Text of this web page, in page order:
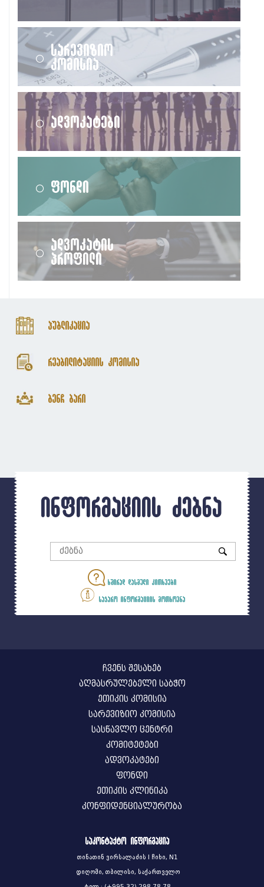
სარევიზიო
კომისია
ადვოკატები
ფონდი
ადვოკატის
პროფილი
პუბლიკაცია
რეაბილიტაციის კომისია
ბენჩ ბარი
ინფორმაციის ძებნა
ხშირად დასმული კითხვები
საჯარო ინფორმაციის მოთხოვნა
ჩვენს შესახებ
აღმასრულებელი საბჭო
ეთიკის კომისია
სარევიზიო კომისია
სასწავლო ცენტრი
კომიტეტები
ადვოკატები
ფონდი
ეთიკის კლინიკა
კონფიდენციალურობა
საკონტაქტო ინფორმაცია
თინათინ ვირსალაძის I ჩიხი, N1
დიღომი, თბილისი, საქართველო